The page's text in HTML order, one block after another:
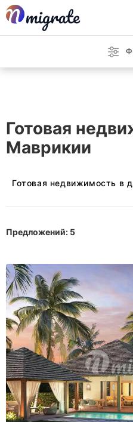
Готовая
Маврикии
Готовая недвижимость в
Черногория
Греция
Венгрия
Израиль
Латвия
Мальта
Оман
Предложений: 5